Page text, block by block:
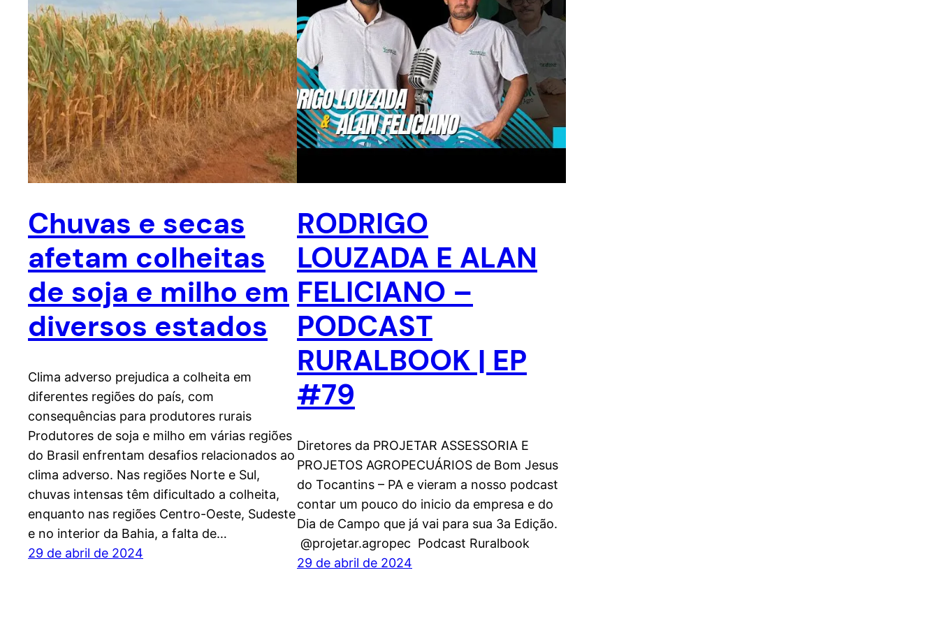
Chuvas e secas
afetam colheitas
de soja e milho em
diversos estados
Clima adverso prejudica a colheita em
diferentes regiões do país, com
consequências para produtores rurais
Produtores de soja e milho em várias regiões
do Brasil enfrentam desafios relacionados ao
clima adverso. Nas regiões Norte e Sul,
chuvas intensas têm dificultado a colheita,
enquanto nas regiões Centro-Oeste, Sudeste
e no interior da Bahia, a falta de…
29 de abril de 2024
RODRIGO
LOUZADA E ALAN
FELICIANO –
PODCAST
RURALBOOK | EP
#79
Diretores da PROJETAR ASSESSORIA E
PROJETOS AGROPECUÁRIOS de Bom Jesus
do Tocantins – PA e vieram a nosso podcast
contar um pouco do inicio da empresa e do
Dia de Campo que já vai para sua 3a Edição.
@projetar.agropec Podcast Ruralbook
29 de abril de 2024